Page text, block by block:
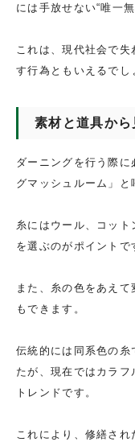
には手放せない“唯一
これは、現代社会で
す行為ともいえるでし
素材と道具か
ダーニングを行う際
グマッシュルーム」と
糸にはウール、コッ
を選ぶのがポイントで
また、糸の色をあえ
もできます。
伝統的には同系色の糸
たが、現在ではカラ
トレンドです。
これにより、修繕さ